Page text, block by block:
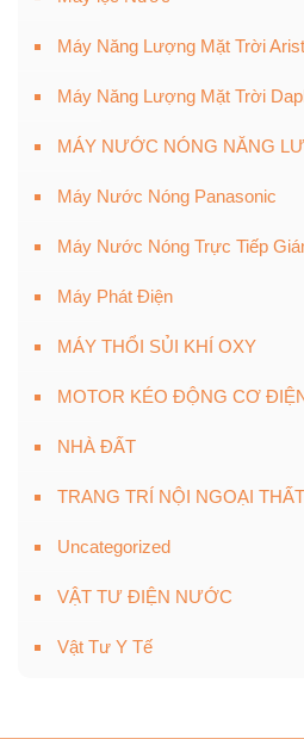
Máy Năng Lượng Mặt Trời
Máy Năng Lượng Mặt Trời
MÁY NƯỚC NÓNG NĂNG
Máy Nước Nóng Panasonic
Máy Nước Nóng Trực Tiếp
Máy Phát Điện
MÁY THỔI SỦI KHÍ OXY
MOTOR KÉO ĐỘNG CƠ
NHÀ ĐẤT
TRANG TRÍ NỘI NGOẠI THẤT
Uncategorized
VẬT TƯ ĐIỆN NƯỚC
Vật Tư Y Tế